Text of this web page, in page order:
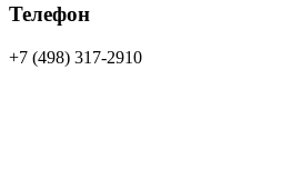
Телефон
+7 (498) 317-2910